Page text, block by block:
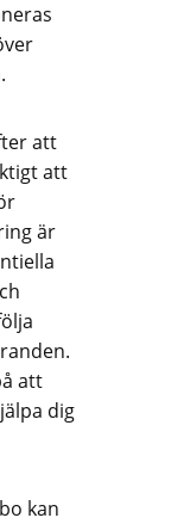
att
att
är
att
dig
kan